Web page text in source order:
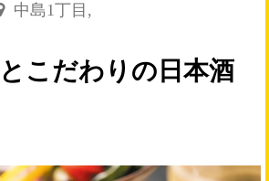
中島1丁目,
こだわりの日本酒